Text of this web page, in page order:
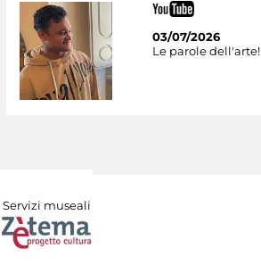
03/07/2026
Le parole dell'arte!
Servizi museali